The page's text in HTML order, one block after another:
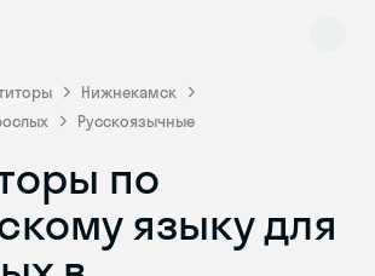
Нижнекамск
Русскоязычные
по
языку для